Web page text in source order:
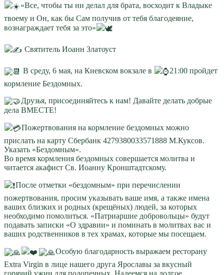
«Все, чтобы ты ни делал для брата, восходит к Владыке
твоему и Он, как бы Сам получив от тебя благодеяние,
вознаграждает тебя за это»
Святитель Иоанн Златоуст
В среду, 6 мая, на Киевском вокзале в
21:00 пройдет
кормление Бездомных.
Друзья, присоединяйтесь к нам! Давайте делать добрые
дела ВМЕСТЕ!
Пожертвования на кормление бездомных можно
прислать на карту Сбербанк 4279380033571888 М.Куксов.
Указать «Бездомным».
Во время кормления бездомных совершается молитва и
читается акафист Св. Иоанну Кронштадтскому.
️После отметки «бездомным» при перечислении
пожертвования, просим указывать ваше имя, а также имена
ваших близких и родных (крещёных) людей, за которых
необходимо помолиться. «Патриаршие добровольцы» будут
подавать записки «О здравии» и поминать в молитвах вас и
ваших родственников в тех храмах, которые мы посещаем.
Особую благодарность выражаем ресторану
Extra Virgin в лице нашего друга Ярославы за вкусный